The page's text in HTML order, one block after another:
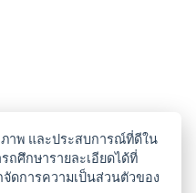
.
าพ และประสบการณ์ที่ดีใน
ศึกษารายละเอียดได้ที่
จัดการความเป็นส่วนตัวของ